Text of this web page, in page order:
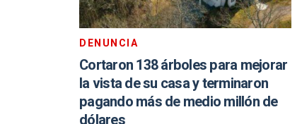
DENUNCIA
Cortaron 138 árboles para mejorar
la vista de su casa y terminaron
pagando más de medio millón de